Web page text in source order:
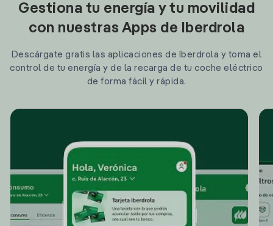
Gestiona tu energía y tu movilidad
con nuestras Apps de Iberdrola
Descárgate gratis las aplicaciones de Iberdrola y toma el
control de tu energía y de la recarga de tu coche eléctrico
de forma fácil y rápida.